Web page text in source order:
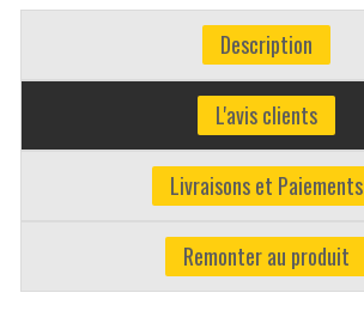
Description
L'avis clients
Livraisons et Paiements
Remonter au produit